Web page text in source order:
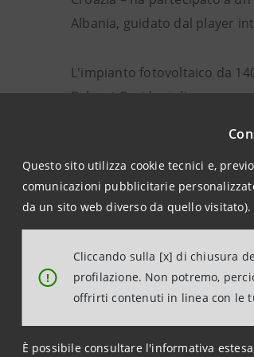
Questo sito utilizza cookie tecnici e,
comunicazioni pubblicitarie
da un sito web diverso da quello
!
Cliccando sulla [x] di chiusura
profilazione. Non potremo,
offrirti contenuti in linea con le
È possibile consultare l'informativa
Albania, guidato dal player
L'impianto fotovoltaico da
Balcani Occidentali.
Il Karavasta Solar Project
significativo la quota di
principalmente
Il prestito sindacato da €99
con il supporto del Gruppo
Con un ticket di €29 milioni,
in qualità di Administrative